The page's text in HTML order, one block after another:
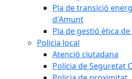
Pla de transició
d'Amunt
Pla de gestió ètica
Policia local
Atenció ciutadana
Policia de Seguretat